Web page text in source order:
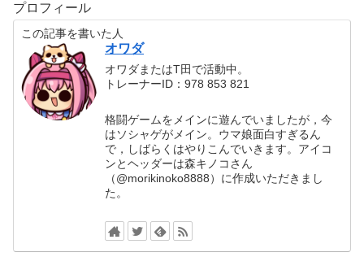
プロフィール
この記事を書いた人
オワダ
オワダまたはT田で活動中。
トレーナーID：978 853 821
格闘ゲームをメインに遊んでいましたが，今
はソシャゲがメイン。ウマ娘面白すぎるん
で，しばらくはやりこんでいきます。アイコ
ンとヘッダーは森キノコさん
（@morikinoko8888）に作成いただきまし
た。